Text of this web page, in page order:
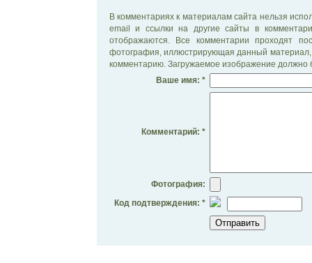
В комментариях к материалам сайта нельзя
email и ссылки на другие сайты в
отображаются. Все комментарии проходят
фотография, иллюстрирующая данный материал,
комментарию. Загружаемое изображение должно
Ваше имя: *
Комментарий: *
Фотография:
Код подтверждения: *